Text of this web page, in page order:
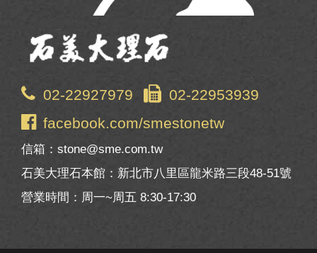
02-22927979
02-22953939
facebook.com/smestonetw
信箱：stone@sme.com.tw
石美大理石本館：新北市八里區龍米路三段48-51號
營業時間：周一~周五 8:30-17:30